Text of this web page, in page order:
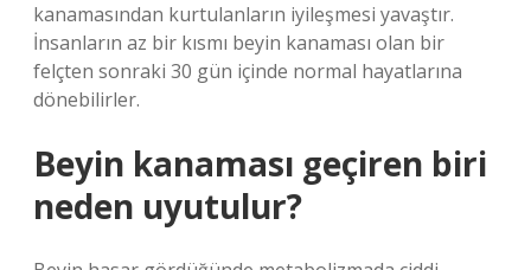
kanamasından kurtulanların iyileşmesi yavaştır.
İnsanların az bir kısmı beyin kanaması olan bir
felçten sonraki 30 gün içinde normal hayatlarına
dönebilirler.
Beyin kanaması geçiren biri
neden uyutulur?